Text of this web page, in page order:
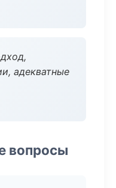
адекватные
вопросы